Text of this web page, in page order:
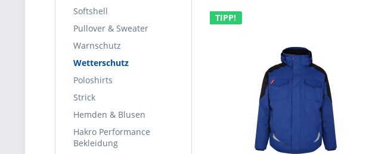
Softshell
Pullover & Sweater
Warnschutz
Wetterschutz
Poloshirts
Strick
Hemden & Blusen
Hakro Performance
Bekleidung
TIPP!